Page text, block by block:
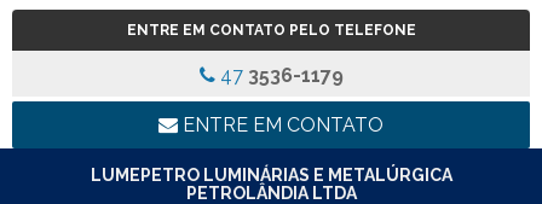
REF: 5105
LINHA LUMINÁRIA COMERCIAL DE EMBUTIR
REF: 102005
REF: 103005
ENTRE EM CONTATO PELO TELEFONE
47 3536-1179
ENTRE EM CONTATO
LUMEPETRO LUMINÁRIAS E METALÚRGICA
PETROLÂNDIA LTDA